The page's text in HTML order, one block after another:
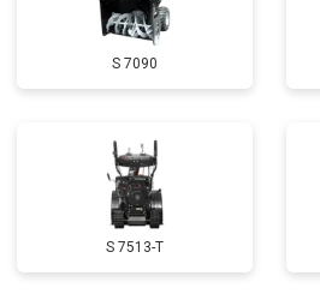
Полное ТО
Ремонт привода
Замена свечей зажигания
Демонтаж-монтаж двигателя
Ремонт сцепления
S 7090
S 7513-T